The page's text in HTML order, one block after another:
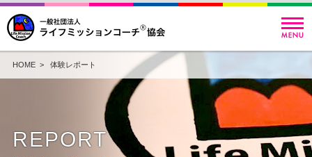
HOME> 体験レポート
REPORT